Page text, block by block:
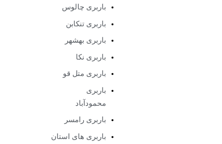
باربری چالوس
باربری تنکابن
باربری بهشهر
باربری نکا
باربری متل قو
باربری
محمودآباد
باربری رامسر
باربری های استان